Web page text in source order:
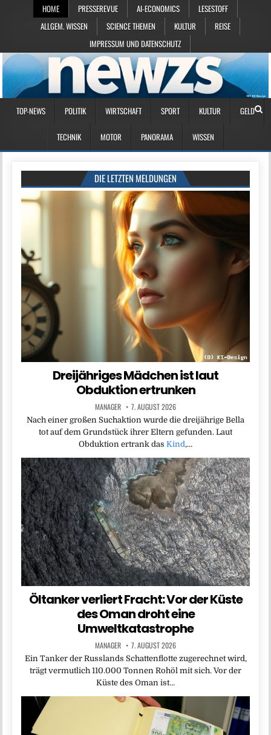
HOME PRESSEREVUE AI-ECONOMICS
LESESTOFF
ALLGEM. WISSEN
SCIENCE THEMEN KULTUR
REISE
IMPRESSUM UND DATENSCHUTZ
TOP-NEWS POLITIK WIRTSCHAFT SPORT KULTUR GELD
TECHNIK MOTOR PANORAMA WISSEN
DIE LETZTEN MELDUNGEN
Dreijähriges Mädchen ist laut
Obduktion ertrunken
MANAGER 7. AUGUST 2026
Nach einer großen Suchaktion wurde die dreijährige Bella
tot auf dem Grundstück ihrer Eltern gefunden. Laut
Obduktion ertrank das Kind,…
Öltanker verliert Fracht: Vor der Küste
des Oman droht eine
Umweltkatastrophe
MANAGER 7. AUGUST 2026
Ein Tanker der Russlands Schattenflotte zugerechnet wird,
trägt vermutlich 110.000 Tonnen Rohöl mit sich. Vor der
Küste des Oman ist…